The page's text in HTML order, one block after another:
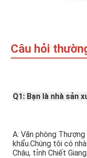
Câu hỏi
Q1: Bạn là nhà sản
A: Văn phòng
khẩu.Chúng tôi có
Châu, tỉnh Chiết Giang.